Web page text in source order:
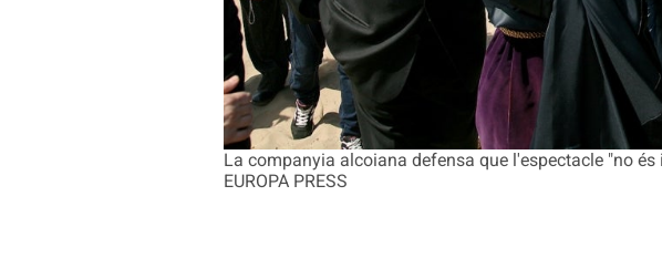
La companyia alcoiana defensa que l'espectacle "no
EUROPA PRESS